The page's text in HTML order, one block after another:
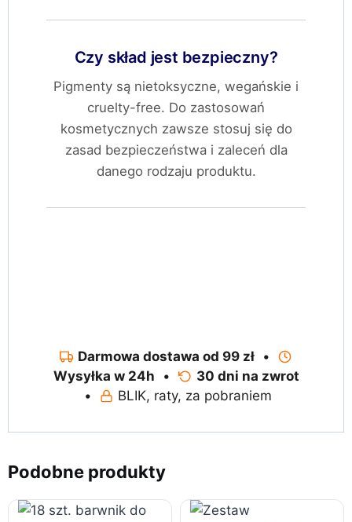
Czy skład jest bezpieczny?
Pigmenty są nietoksyczne, wegańskie i
cruelty-free. Do zastosowań
kosmetycznych zawsze stosuj się do
zasad bezpieczeństwa i zaleceń dla
danego rodzaju produktu.
Darmowa dostawa od 99 zł •
Wysyłka w 24h •
30 dni na zwrot
•
BLIK, raty, za pobraniem
Podobne produkty